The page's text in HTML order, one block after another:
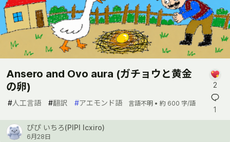
Ansero and Ovo aura (ガチョウと黄金
の卵)
#人工言語 #翻訳 #アエモンド語 言語不明 • 約 600 字/語
2
1
ぴぴ いちろ(PIPI Icxiro)
6月28日